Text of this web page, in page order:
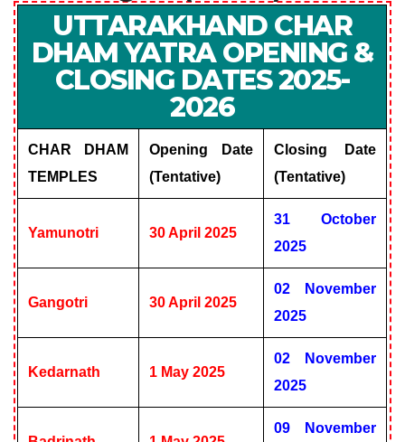
UTTARAKHAND CHAR
DHAM YATRA OPENING &
CLOSING DATES 2025-
2026
CHAR DHAM
TEMPLES
Opening Date
(Tentative)
Closing Date
(Tentative)
Yamunotri 30 April 2025
31 October
2025
Gangotri 30 April 2025
02 November
2025
Kedarnath 1 May 2025
02 November
2025
09 November